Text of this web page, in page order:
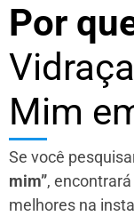
Por
Mim
Se você
mim”,
melhores na